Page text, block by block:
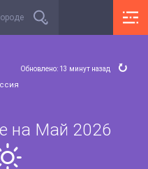
Обновлено: 13 минут назад
на Май 2026